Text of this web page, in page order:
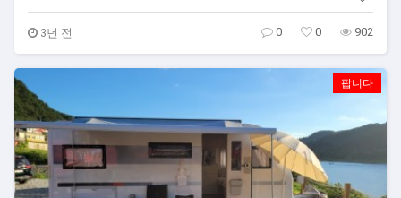
3년 전 0 0 902
팝니다